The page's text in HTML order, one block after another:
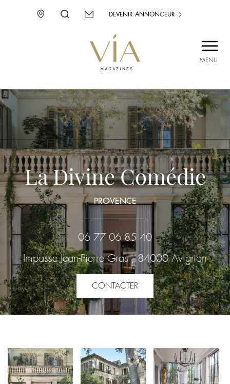
MENU
CORSE
ENVIE D’AILLEURS
DEVENIR ANNONCEUR
La Divine Comédie
PROVENCE
06 77 06 85 40
Impasse Jean-Pierre Gras , 84000 Avignon
CONTACTER